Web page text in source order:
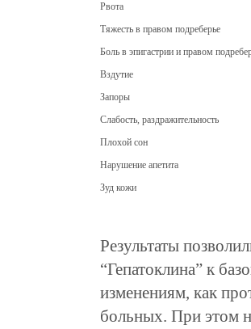
Рвота
Тяжесть в правом подреберье
Боль в эпигастрии и правом
Вздутие
Запоры
Слабость, раздражительность
Плохой сон
Нарушение апетита
Зуд кожи
Результаты
“Гепатоклина” к
изменениям, как
больных. При этом